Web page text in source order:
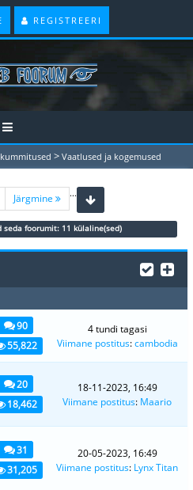
REGISTREERI
> Vaatlused ja kogemused
...
Järgmine
seda foorumit: 11 külaline(sed)
90
55,822
4 tundi tagasi
Viimane postitus:cambodia
20
18,462
18-11-2023, 16:49
Viimane postitus: Maario
31
31,205
20-05-2023, 16:49
Viimane postitus: Lynx Titan